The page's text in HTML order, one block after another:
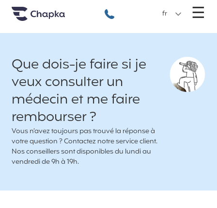
Chapka Assurances Voyages
+33 1 74 85 50 50
fr ☰
Que dois-je faire si je
veux consulter un
médecin et me faire
rembourser ?
Vous n’avez toujours pas trouvé la réponse à
votre question ? Contactez notre service client.
Nos conseillers sont disponibles du lundi au
vendredi de 9h à 19h.